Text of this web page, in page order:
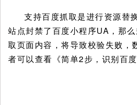
支持百度抓取是进行资源替
站点封禁了百度小程序UA，那
取页面内容，将导致校验失败，
者可以查看《简单2步，识别百度